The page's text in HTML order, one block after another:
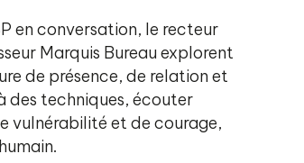
en conversation, le recteur
Marquis Bureau explorent
de présence, de relation et
des techniques, écouter
vulnérabilité et de courage,